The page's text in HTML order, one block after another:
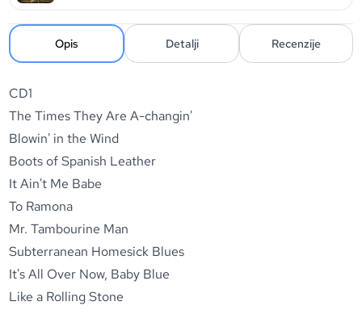
Opis Detalji Recenzije
CD1
The Times They Are A-changin'
Blowin' in the Wind
Boots of Spanish Leather
It Ain't Me Babe
To Ramona
Mr. Tambourine Man
Subterranean Homesick Blues
It's All Over Now, Baby Blue
Like a Rolling Stone